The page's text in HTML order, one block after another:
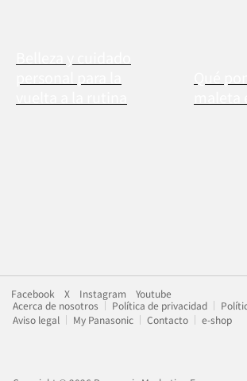
Facebook X Instagram
Youtube
Acerca de nosotros
Política de privacidad
Aviso legal
My Panasonic Contacto e-shop